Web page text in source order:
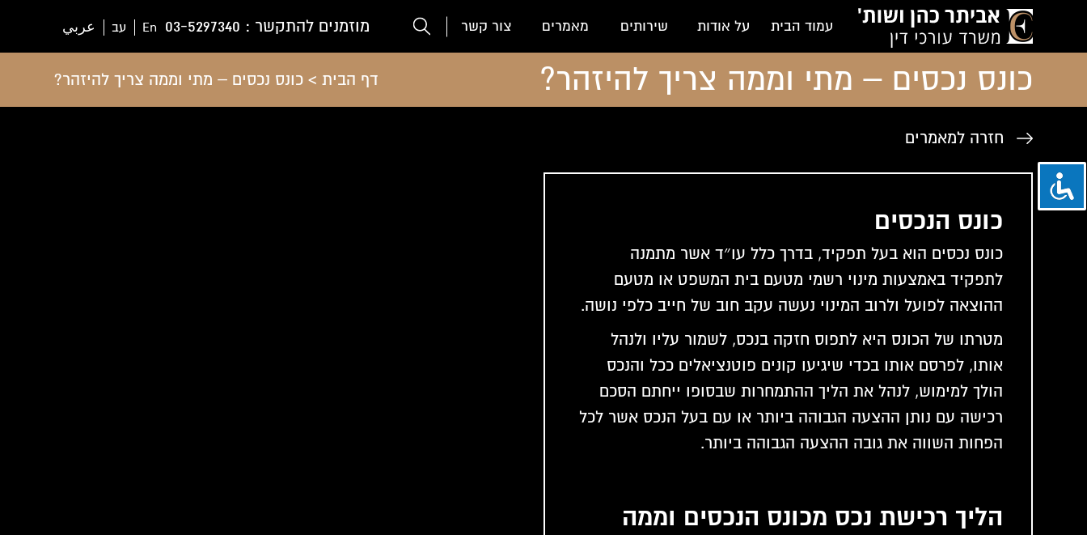
עמוד הבית על אודות שירותים מאמרים צור קשר מוזמנים להתקשר : 03-5297340
En עב عربي
כונס נכסים – מתי וממה צריך להיזהר? דף הבית> כונס נכסים – מתי וממה צריך להיזהר?
חזרה למאמרים
כונס הנכסים
כונס נכסים הוא בעל תפקיד, בדרך כלל עו״ד אשר מתמנה
לתפקיד באמצעות מינוי רשמי מטעם בית המשפט או מטעם
ההוצאה לפועל ולרוב המינוי נעשה עקב חוב של חייב כלפי נושה.
מטרתו של הכונס היא לתפוס חזקה בנכס, לשמור עליו ולנהל
אותו, לפרסם אותו בכדי שיגיעו קונים פוטנציאלים ככל והנכס
הולך למימוש, לנהל את הליך ההתמחרות שבסופו ייחתם הסכם
רכישה עם נותן ההצעה הגבוהה ביותר או עם בעל הנכס אשר לכל
הפחות השווה את גובה ההצעה הגבוהה ביותר.
הליך רכישת נכס מכונס הנכסים וממה